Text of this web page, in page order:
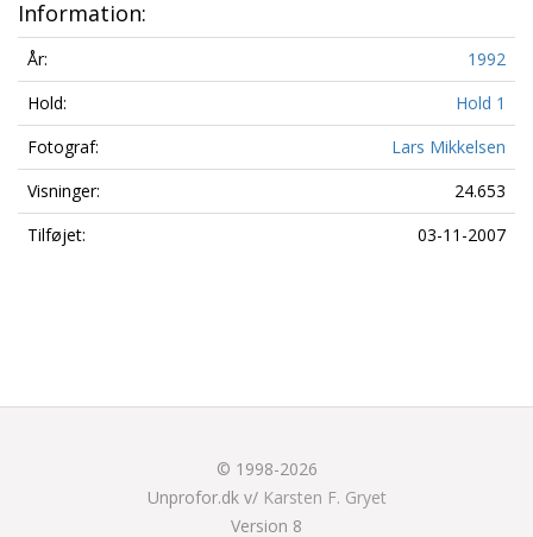
Information:
År:
1992
Hold:
Hold 1
Fotograf:
Lars Mikkelsen
Visninger:
24.653
Tilføjet:
03-11-2007
© 1998-2026
Unprofor.dk v/ Karsten F. Gryet
Version 8